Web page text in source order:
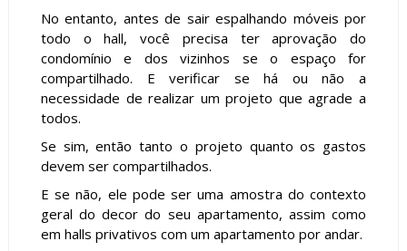
No entanto, antes de sair espalhando móveis por
todo o hall, você precisa ter aprovação do
condomínio e dos vizinhos se o espaço for
compartilhado. E verificar se há ou não a
necessidade de realizar um projeto que agrade a
todos.
Se sim, então tanto o projeto quanto os gastos
devem ser compartilhados.
E se não, ele pode ser uma amostra do contexto
geral do decor do seu apartamento, assim como
em halls privativos com um apartamento por andar.